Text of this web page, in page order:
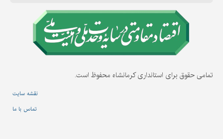
تمامی حقوق برای استانداری کرمانشاه محفوظ است.
نقشه سایت
تماس با ما